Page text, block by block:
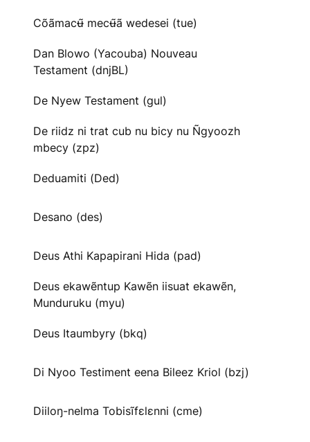
Cõãmacʉ̃ mecʉ̃ã wedesei (tue)
Dan Blowo (Yacouba) Nouveau
Testament (dnjBL)
De Nyew Testament (gul)
De riidz ni trat cub nu bicy nu Ñgyoozh
mbecy (zpz)
Deduamiti (Ded)
Desano (des)
Deus Athi Kapapirani Hida (pad)
Deus ekawẽntup Kawẽn iisuat ekawẽn,
Munduruku (myu)
Deus Itaumbyry (bkq)
Di Nyoo Testiment eena Bileez Kriol (bzj)
Diiloŋ-nelma Tobisĩfɛlɛnni (cme)